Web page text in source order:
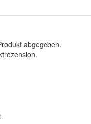
abgegeben.
.